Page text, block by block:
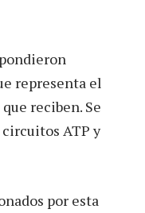
representa el
reciben. Se
ATP y
por esta